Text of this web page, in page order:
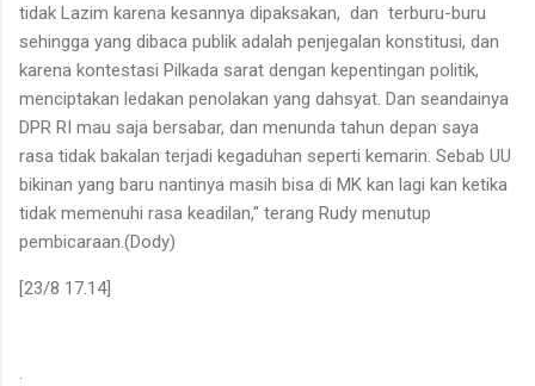
tidak Lazim karena kesannya dipaksakan, dan terburu-buru
sehingga yang dibaca publik adalah penjegalan konstitusi, dan
karena kontestasi Pilkada sarat dengan kepentingan politik,
menciptakan ledakan penolakan yang dahsyat. Dan seandainya
DPR RI mau saja bersabar, dan menunda tahun depan saya
rasa tidak bakalan terjadi kegaduhan seperti kemarin. Sebab UU
bikinan yang baru nantinya masih bisa di MK kan lagi kan ketika
tidak memenuhi rasa keadilan," terang Rudy menutup
pembicaraan.(Dody)
[23/8 17.14]
: